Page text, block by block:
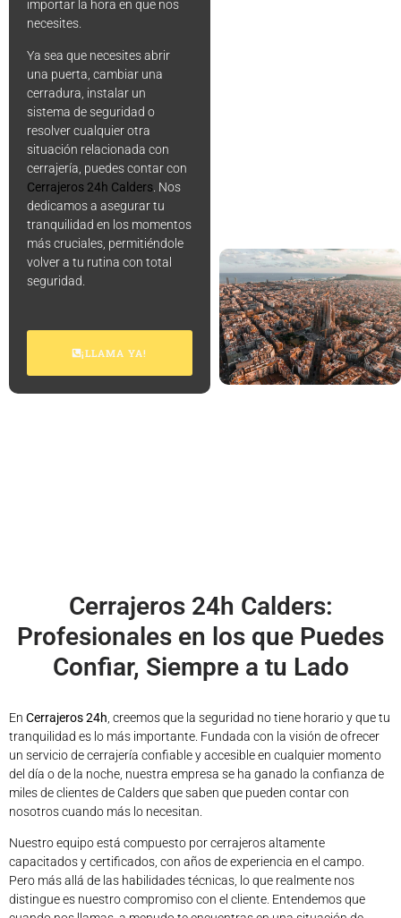
importar la hora en que nos
necesites.
Ya sea que necesites abrir
una puerta, cambiar una
cerradura, instalar un
sistema de seguridad o
resolver cualquier otra
situación relacionada con
cerrajería, puedes contar con
Cerrajeros 24h Calders . Nos
dedicamos a asegurar tu
tranquilidad en los momentos
más cruciales, permitiéndole
volver a tu rutina con total
seguridad.
¡LLAMA YA!
Cerrajeros 24h Calders:
Profesionales en los que Puedes
Confiar, Siempre a tu Lado
En Cerrajeros 24h , creemos que la seguridad no tiene horario y que tu
tranquilidad es lo más importante. Fundada con la visión de ofrecer
un servicio de cerrajería confiable y accesible en cualquier momento
del día o de la noche, nuestra empresa se ha ganado la confianza de
miles de clientes de Calders que saben que pueden contar con
nosotros cuando más lo necesitan.
Nuestro equipo está compuesto por cerrajeros altamente
capacitados y certificados, con años de experiencia en el campo.
Pero más allá de las habilidades técnicas, lo que realmente nos
distingue es nuestro compromiso con el cliente. Entendemos que